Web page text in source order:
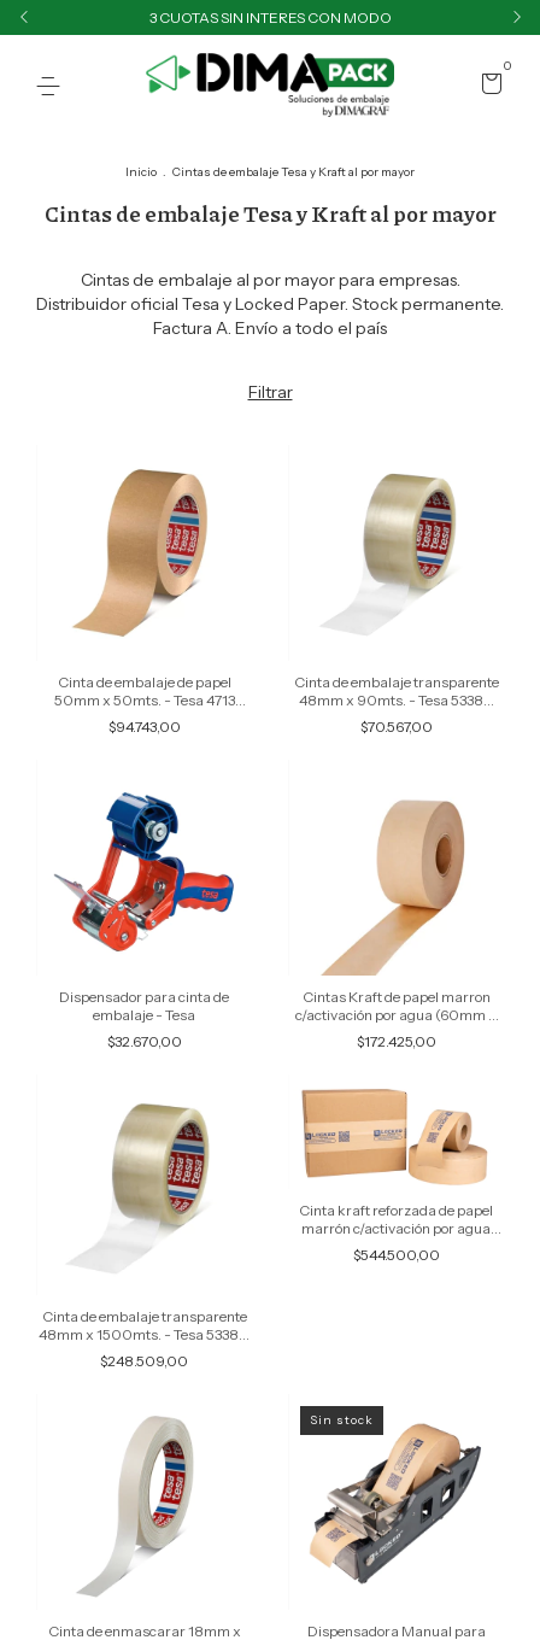
3 CUOTAS SIN INTERES CON MODO
0
Inicio . Cintas de embalaje Tesa y Kraft al por mayor
Cintas de embalaje Tesa y Kraft al por mayor
Cintas de embalaje al por mayor para empresas.
Distribuidor oficial Tesa y Locked Paper. Stock permanente.
Factura A. Envío a todo el país
Filtrar
Cinta de embalaje de papel
50mm x 50mts. - Tesa 4713
(Caja x 10 rollos)
$94.743,00
Cinta de embalaje transparente
48mm x 90mts. - Tesa 53380
(Caja x 36 rollos)
$70.567,00
Dispensador para cinta de
embalaje - Tesa
$32.670,00
Cintas Kraft de papel marron
c/activación por agua (60mm x
184mts - 90grs.) - LockedPaper
(caja x 10 rollos)
$172.425,00
Cinta de embalaje transparente
48mm x 1500mts. - Tesa 53380
(Caja x 6 rollos)
$248.509,00
Cinta kraft reforzada de papel
marrón c/activación por agua
(72mm x 137mts - 127grs.) -
LockedPaper (caja x 20 rollos)
$544.500,00
Cinta de enmascarar 18mm x
Sin stock
Dispensadora Manual para